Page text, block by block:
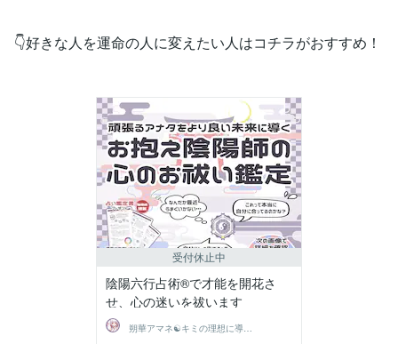
👇好きな人を運命の人に変えたい人はコチラがおすすめ！
受付休止中
陰陽六行占術®で才能を開花さ
せ、心の迷いを祓います
朔華アマネ☯キミの理想に導く陰陽師の占い